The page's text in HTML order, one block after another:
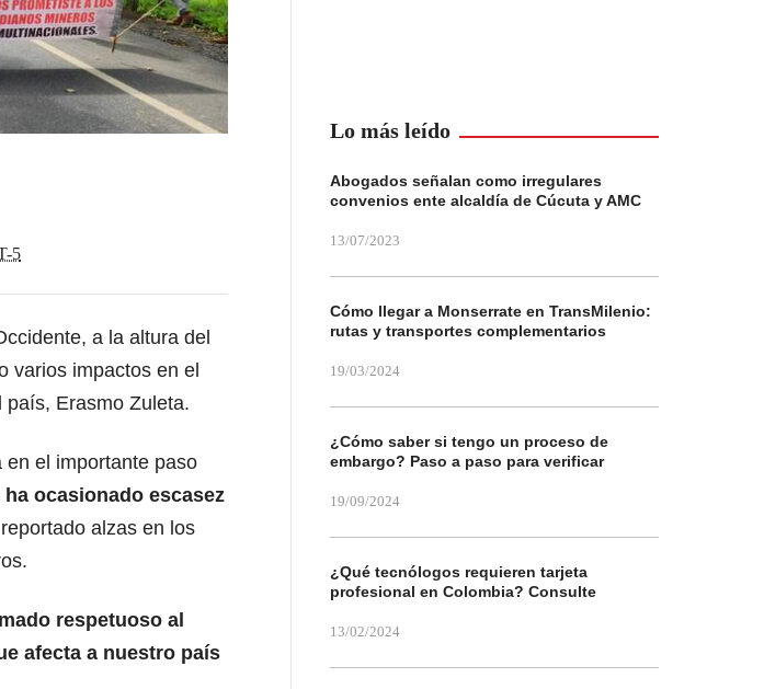
5
a la altura del
varios impactos en el
Erasmo Zuleta.
el importante paso
ha ocasionado escasez
alzas en los
respetuoso al
afecta a nuestro país
Lo más leído
Abogados señalan como irregulares
convenios ente alcaldía de Cúcuta y AMC
13/07/2023
Cómo llegar a Monserrate en TransMilenio:
rutas y transportes complementarios
19/03/2024
¿Cómo saber si tengo un proceso de
embargo? Paso a paso para verificar
19/09/2024
¿Qué tecnólogos requieren tarjeta
profesional en Colombia? Consulte
13/02/2024